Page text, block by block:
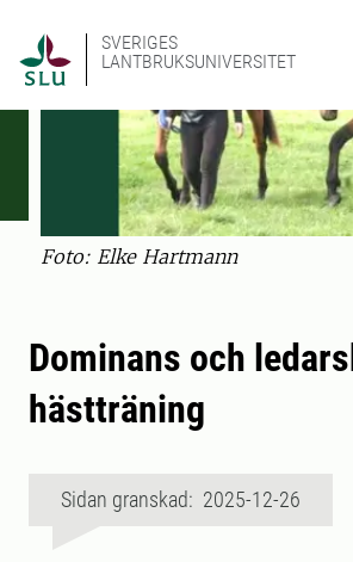
SVERIGES
LANTBRUKSUNIVERSITET
Foto: Elke Hartmann
Dominans och
hästträning
Sidan granskad: 2025-12-26